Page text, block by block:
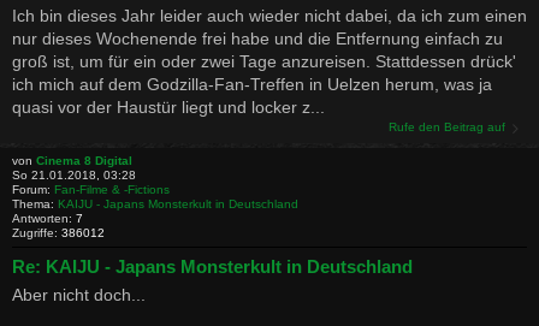
Ich bin dieses Jahr leider auch wieder nicht dabei, da ich zum einen
nur dieses Wochenende frei habe und die Entfernung einfach zu
groß ist, um für ein oder zwei Tage anzureisen. Stattdessen drück'
ich mich auf dem Godzilla-Fan-Treffen in Uelzen herum, was ja
quasi vor der Haustür liegt und locker z...
Rufe den Beitrag auf
von Cinema 8 Digital
So 21.01.2018, 03:28
Forum: Fan-Filme & -Fictions
Thema: KAIJU - Japans Monsterkult in Deutschland
Antworten: 7
Zugriffe: 386012
Re: KAIJU - Japans Monsterkult in Deutschland
Aber nicht doch...